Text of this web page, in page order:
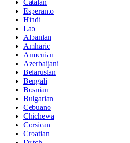
Catalan
Esperanto
Hindi
Lao
Albanian
Amharic
Armenian
Azerbaijani
Belarusian
Bengali
Bosnian
Bulgarian
Cebuano
Chichewa
Corsican
Croatian